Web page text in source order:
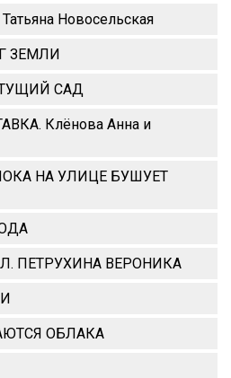
Новосельская
ЗЕМЛИ
САД
Клёнова Анна и
НА УЛИЦЕ БУШУЕТ
ПЕТРУХИНА ВЕРОНИКА
ОБЛАКА